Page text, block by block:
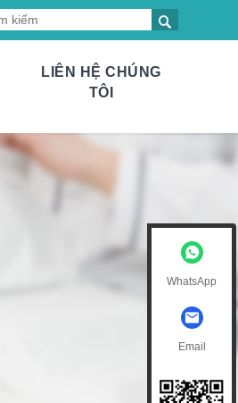

LIÊN HỆ CHÚNG
TÔI
WhatsApp
Email